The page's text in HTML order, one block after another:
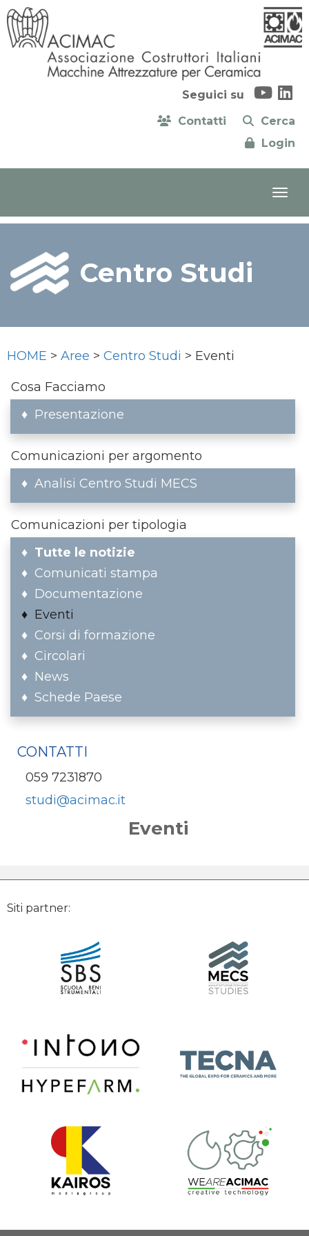
Seguici su
Contatti
Cerca
Login
Centro Studi
HOME > Aree > Centro Studi > Eventi
Cosa Facciamo
Presentazione
Comunicazioni per argomento
Analisi Centro Studi MECS
Comunicazioni per tipologia
Tutte le notizie
Comunicati stampa
Documentazione
Eventi
Corsi di formazione
Circolari
News
Schede Paese
CONTATTI
059 7231870
studi@acimac.it
Eventi
Siti partner: